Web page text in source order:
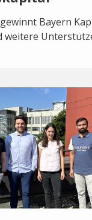
Bayern
weitere